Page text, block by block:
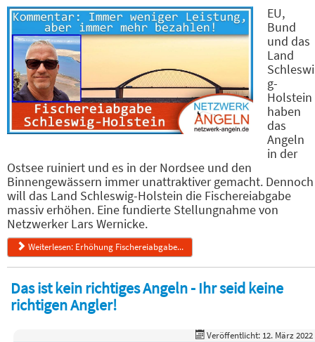
EU,
Bund
und das
Land
Schleswi
g-
Holstein
haben
das
Angeln
in der
Ostsee ruiniert und es in der Nordsee und den
Binnengewässern immer unattraktiver gemacht. Dennoch
will das Land Schleswig-Holstein die Fischereiabgabe
massiv erhöhen. Eine fundierte Stellungnahme von
Netzwerker Lars Wernicke.
Weiterlesen: Erhöhung Fischereiabgabe...
Das ist kein richtiges Angeln - Ihr seid keine
richtigen Angler!
Veröffentlicht: 12. März 2022